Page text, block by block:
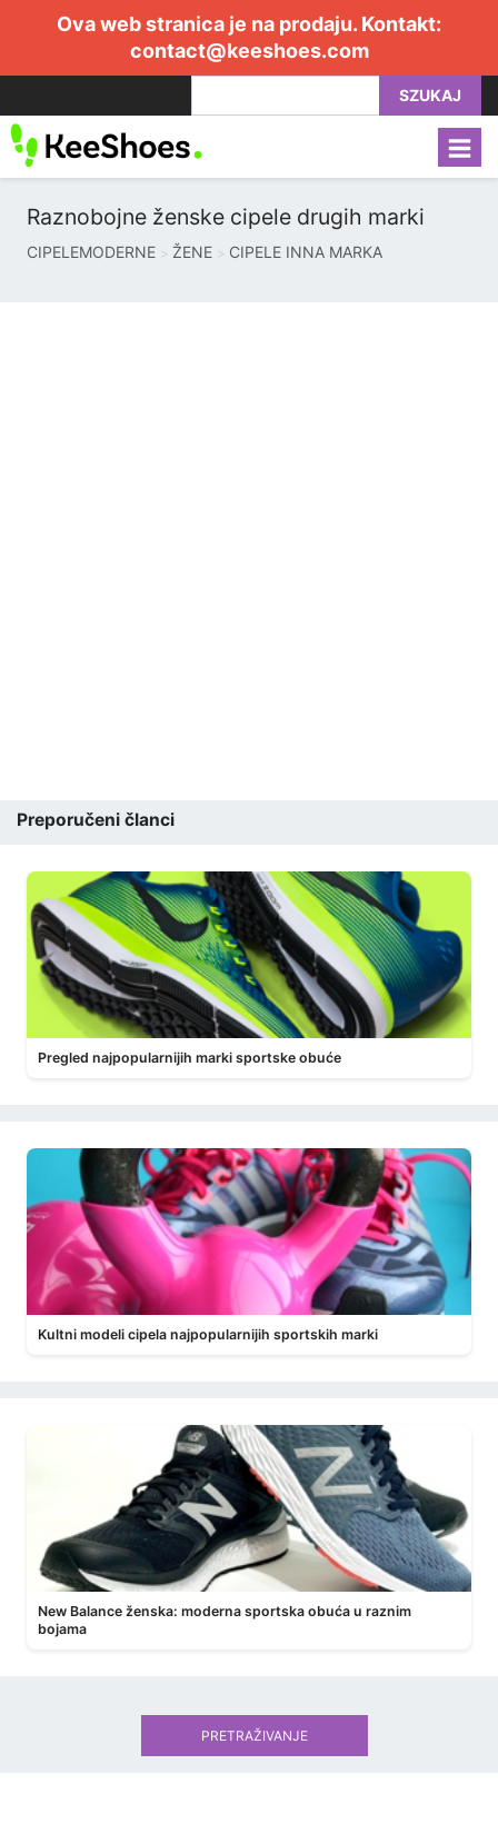
Ova web stranica je na prodaju. Kontakt:
contact@keeshoes.com
SZUKAJ
Raznobojne ženske cipele drugih marki
CIPELEMODERNE ŽENE CIPELE INNA MARKA
Preporučeni članci
Pregled najpopularnijih marki sportske obuće
Kultni modeli cipela najpopularnijih sportskih marki
New Balance ženska: moderna sportska obuća u raznim
bojama
PRETRAŽIVANJE